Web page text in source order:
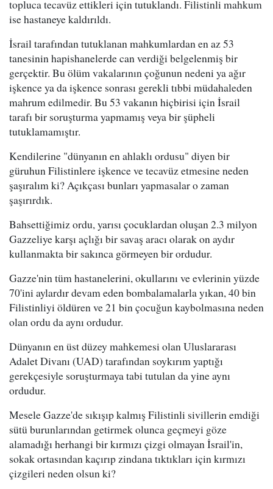
topluca tecavüz ettikleri için tutuklandı. Filistinli mahkum
ise hastaneye kaldırıldı.
İsrail tarafından tutuklanan mahkumlardan en az 53
tanesinin hapishanelerde can verdiği belgelenmiş bir
gerçektir. Bu ölüm vakalarının çoğunun nedeni ya ağır
işkence ya da işkence sonrası gerekli tıbbi müdahaleden
mahrum edilmedir. Bu 53 vakanın hiçbirisi için İsrail
tarafı bir soruşturma yapmamış veya bir şüpheli
tutuklamamıştır.
Kendilerine "dünyanın en ahlaklı ordusu" diyen bir
güruhun Filistinlere işkence ve tecavüz etmesine neden
şaşıralım ki? Açıkçası bunları yapmasalar o zaman
şaşırırdık.
Bahsettiğimiz ordu, yarısı çocuklardan oluşan 2.3 milyon
Gazzeliye karşı açlığı bir savaş aracı olarak on aydır
kullanmakta bir sakınca görmeyen bir ordudur.
Gazze'nin tüm hastanelerini, okullarını ve evlerinin yüzde
70'ini aylardır devam eden bombalamalarla yıkan, 40 bin
Filistinliyi öldüren ve 21 bin çocuğun kaybolmasına neden
olan ordu da aynı ordudur.
Dünyanın en üst düzey mahkemesi olan Uluslararası
Adalet Divanı (UAD) tarafından soykırım yaptığı
gerekçesiyle soruşturmaya tabi tutulan da yine aynı
ordudur.
Mesele Gazze'de sıkışıp kalmış Filistinli sivillerin emdiği
sütü burunlarından getirmek olunca geçmeyi göze
alamadığı herhangi bir kırmızı çizgi olmayan İsrail'in,
sokak ortasından kaçırıp zindana tıktıkları için kırmızı
çizgileri neden olsun ki?